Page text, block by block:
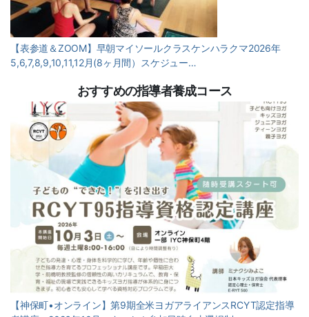
【表参道＆ZOOM】早朝マイソールクラスケンハラクマ2026年
5,6,7,8,9,10,11,12月(8ヶ月間）スケジュー…
おすすめの指導者養成コース
【神保町•オンライン】第9期全米ヨガアライアンスRCYT認定指導